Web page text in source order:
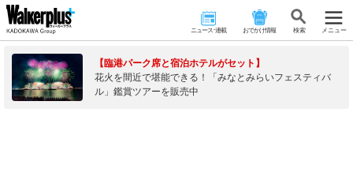
ニュース･連載 おでかけ情報 検 索 メニュー
【臨港パーク席と宿泊ホテルがセット】
花火を間近で堪能できる！「みなとみらいフェスティバ
ル」鑑賞ツアーを販売中